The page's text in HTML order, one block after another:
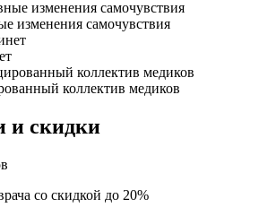
изменения самочувствия
коллектив медиков
и скидки
со скидкой до 20%